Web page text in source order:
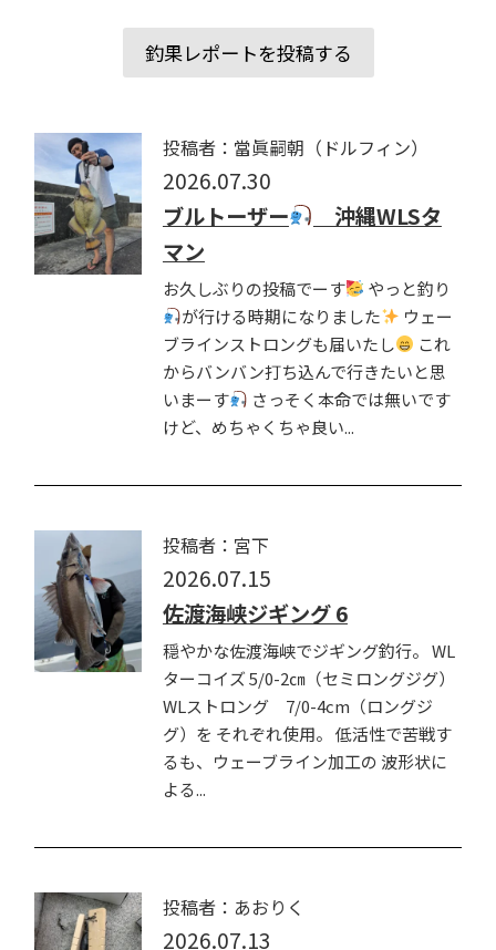
釣果レポートを投稿する
投稿者：當眞嗣朝（ドルフィン）
2026.07.30
ブルトーザー
沖縄WLSタ
マン
お久しぶりの投稿でーす
やっと釣り
が行ける時期になりました
ウェー
ブラインストロングも届いたし
これ
からバンバン打ち込んで行きたいと思
いまーす
さっそく本命では無いです
けど、めちゃくちゃ良い...
投稿者：宮下
2026.07.15
佐渡海峡ジギング 6
穏やかな佐渡海峡でジギング釣行。 WL
ターコイズ 5/0-2㎝（セミロングジグ）
WLストロング 7/0-4cm（ロングジ
グ）を それぞれ使用。 低活性で苦戦す
るも、ウェーブライン加工の 波形状に
よる...
投稿者：あおりく
2026.07.13